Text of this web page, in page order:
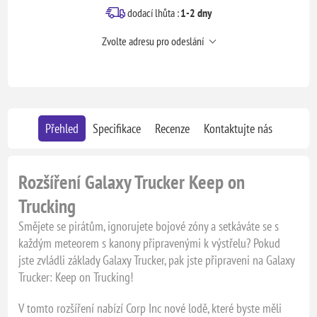
dodací lhůta :1-2 dny
Zvolte adresu pro odeslání
Přehled Specifikace Recenze Kontaktujte nás
Rozšíření Galaxy Trucker Keep on
Trucking
Smějete se pirátům, ignorujete bojové zóny a setkáváte se s
každým meteorem s kanony připravenými k výstřelu? Pokud
jste zvládli základy Galaxy Trucker, pak jste připraveni na Galaxy
Trucker: Keep on Trucking!
V tomto rozšíření nabízí Corp Inc nové lodě, které byste měli